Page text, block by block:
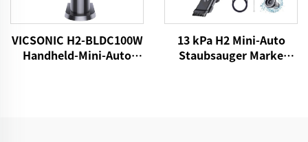
VICSONIC H2-BLDC100W
Handheld-Mini-Auto
13 kPa H2 Mini-Auto
Staubsauger Marke